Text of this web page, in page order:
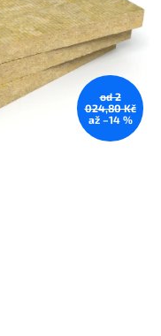
od 2
024,80 Kč
až –14 %